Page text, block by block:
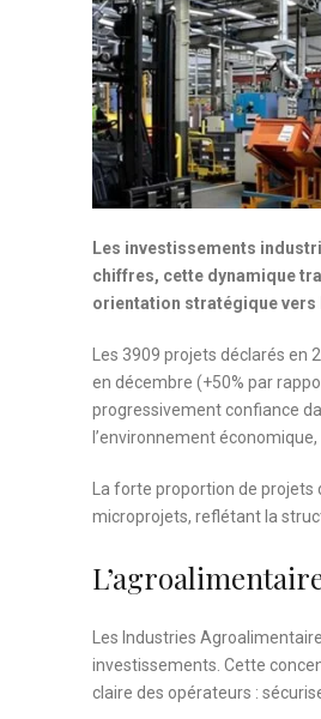
Les investissements
chiffres, cette dynamique
orientation stratégique vers
Les 3909 projets déclarés
en décembre (+50% par
progressivement confiance
l’environnement
La forte proportion de
microprojets, reflétant la
Les Industries
investissements. Cette
claire des opérateurs :